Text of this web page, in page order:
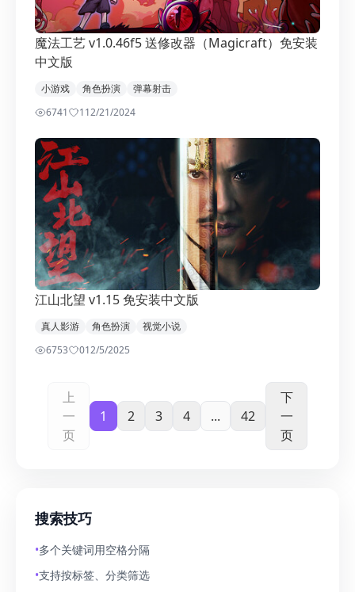
魔法工艺 v1.0.46f5 送修改器（Magicraft）免安装
中文版
小游戏 角色扮演
弹幕射击
6741
112/21/2024
江山北望 v1.15 免安装​中文版
真人影游 角色扮演
视觉小说
6753
012/5/2025
上
一
页
1 2 3 4 ... 42
下
一
页
搜索技巧
•多个关键词用空格分隔
•支持按标签、分类筛选